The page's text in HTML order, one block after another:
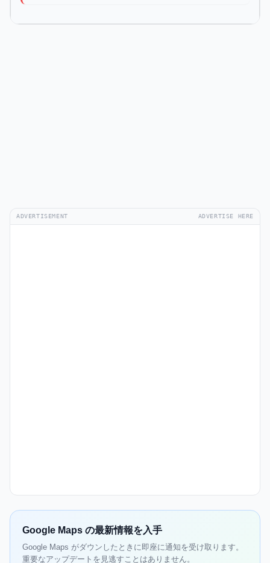
ADVERTISEMENT ADVERTISE HERE
Google Maps の最新情報を入手
Google Maps がダウンしたときに即座に通知を受け取ります。
重要なアップデートを見逃すことはありません。